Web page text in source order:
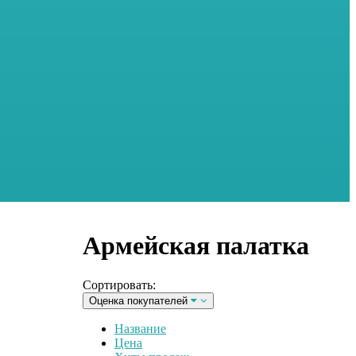
Армейская палатка
Сортировать:
Оценка покупателей
Название
Цена